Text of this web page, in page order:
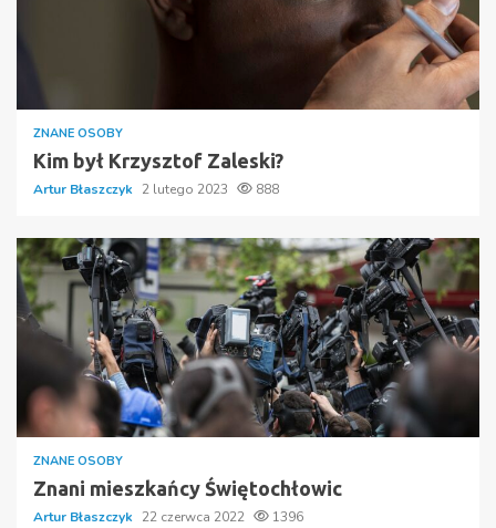
ZNANE OSOBY
Kim był Krzysztof Zaleski?
Artur Błaszczyk 2 lutego 2023 888
ZNANE OSOBY
Znani mieszkańcy Świętochłowic
Artur Błaszczyk 22 czerwca 2022 1396